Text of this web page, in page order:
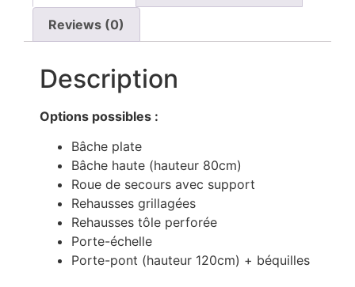
Reviews (0)
Description
Options possibles :
Bâche plate
Bâche haute (hauteur 80cm)
Roue de secours avec support
Rehausses grillagées
Rehausses tôle perforée
Porte-échelle
Porte-pont (hauteur 120cm) + béquilles